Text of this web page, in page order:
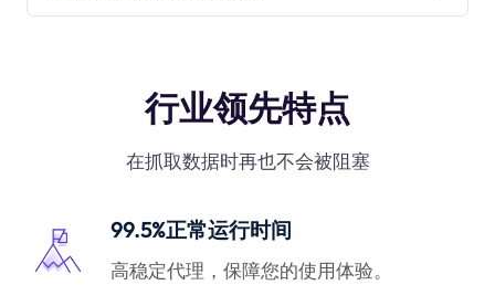
行业领先特点
在抓取数据时再也不会被阻塞
99.5%正常运行时间
高稳定代理，保障您的使用体验。